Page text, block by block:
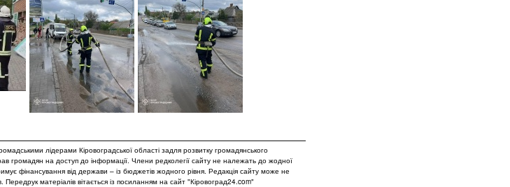
лідерами Кіровоградської області задля розвитку громадянського
громадян на доступ до інформації. Члени редколегії сайту не належать до жодної
фінансування від держави – із бюджетів жодного рівня. Редакція сайту може не
Передрук матеріалів вітається із посиланням на сайт "Кіровоград24.com"